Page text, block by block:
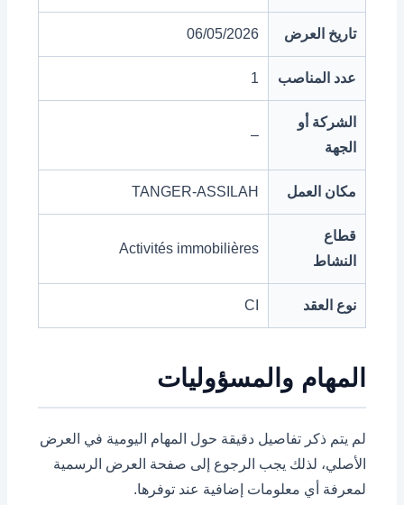
تاريخ العرض 06/05/2026
عدد المناصب 1
الشركة أو
الجهة
–
مكان العمل TANGER-ASSILAH
قطاع
النشاط
Activités immobilières
نوع العقد CI
المهام والمسؤوليات
لم يتم ذكر تفاصيل دقيقة حول المهام اليومية في العرض
الأصلي، لذلك يجب الرجوع إلى صفحة العرض الرسمية
لمعرفة أي معلومات إضافية عند توفرها.